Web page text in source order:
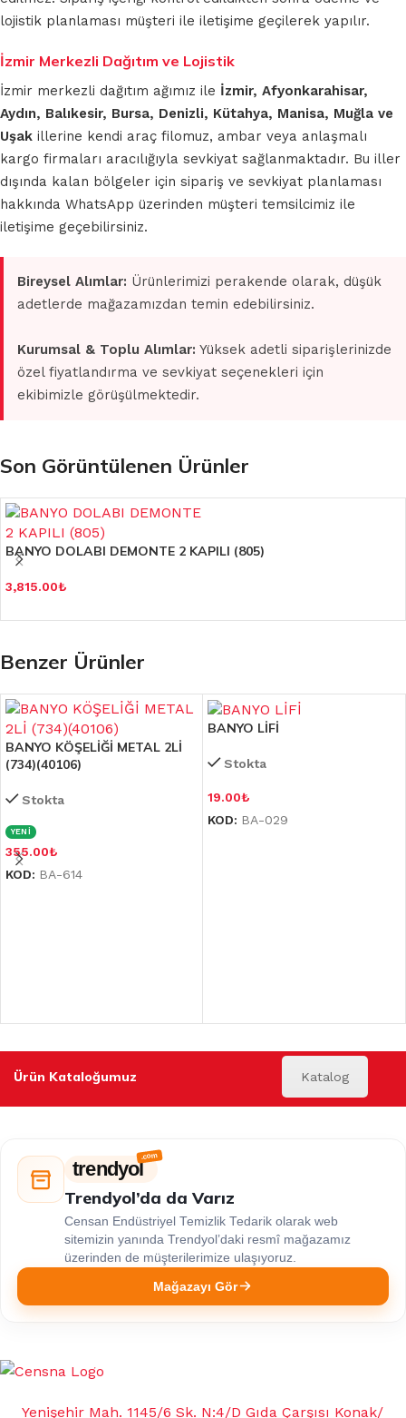
lojistik planlaması müşteri ile iletişime geçilerek yapılır.
İzmir Merkezli Dağıtım ve Lojistik
İzmir merkezli dağıtım ağımız ile İzmir, Afyonkarahisar,
Aydın, Balıkesir, Bursa, Denizli, Kütahya, Manisa, Muğla ve
Uşak illerine kendi araç filomuz, ambar veya anlaşmalı
kargo firmaları aracılığıyla sevkiyat sağlanmaktadır. Bu iller
dışında kalan bölgeler için sipariş ve sevkiyat planlaması
hakkında WhatsApp üzerinden müşteri temsilcimiz ile
iletişime geçebilirsiniz.
Bireysel Alımlar: Ürünlerimizi perakende olarak, düşük
adetlerde mağazamızdan temin edebilirsiniz.
Kurumsal & Toplu Alımlar: Yüksek adetli siparişlerinizde
özel fiyatlandırma ve sevkiyat seçenekleri için
ekibimizle görüşülmektedir.
Son Görüntülenen Ürünler
BANYO DOLABI DEMONTE 2 KAPILI (805)
3,815.00₺
Benzer Ürünler
BANYO KÖŞELİĞİ METAL 2Lİ
(734)(40106)
Stokta
YENİ
355.00₺
KOD: BA-614
BANYO LİFİ
Stokta
19.00₺
KOD: BA-029
Ürün Kataloğumuz Katalog
trendyol
Trendyol’da da Varız
Censan Endüstriyel Temizlik Tedarik olarak web
sitemizin yanında Trendyol’daki resmî mağazamız
üzerinden de müşterilerimize ulaşıyoruz.
Mağazayı Gör
Yenişehir Mah. 1145/6 Sk. N:4/D Gıda Çarşısı Konak/